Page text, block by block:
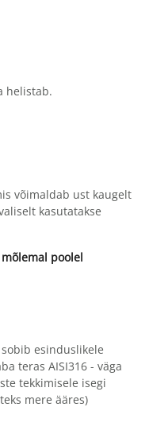
helistab.
võimaldab ust kaugelt
kasutatakse
poolel
esinduslikele
teras AISI316 - väga
tekkimisele isegi
mere ääres)